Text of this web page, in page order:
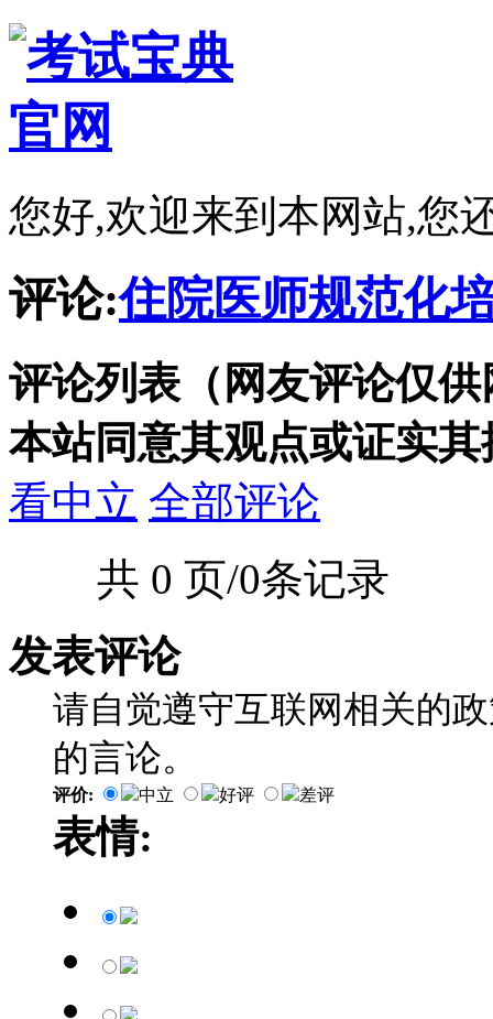
您好,欢迎来到本网站,您
评论:住院医师规范化
评论列表（网友评论仅
本站同意其观点或证实其
看中立 全部评论
共 0 页/0条记录
发表评论
请自觉遵守互联网相关的
的言论。
评价: 中立 好评 差评
表情: